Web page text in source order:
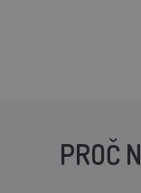
PROČ